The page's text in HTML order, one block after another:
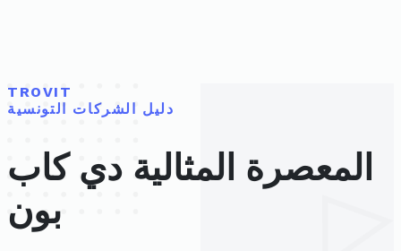
TROVIT
دليل الشركات التونسية
المعصرة المثالية دي كاب
بون